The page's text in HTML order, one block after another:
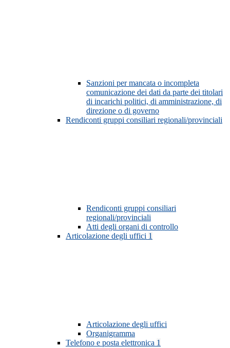
Sanzioni per mancata o incompleta
comunicazione dei dati da parte dei titolari
di incarichi politici, di amministrazione, di
direzione o di governo
Rendiconti gruppi consiliari regionali/provinciali
Rendiconti gruppi consiliari
regionali/provinciali
Atti degli organi di controllo
Articolazione degli uffici 1
Articolazione degli uffici
Organigramma
Telefono e posta elettronica 1